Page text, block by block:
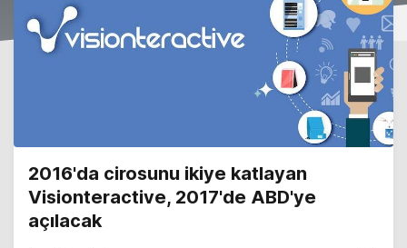
2016'da cirosunu ikiye katlayan
Visionteractive, 2017'de ABD'ye
açılacak